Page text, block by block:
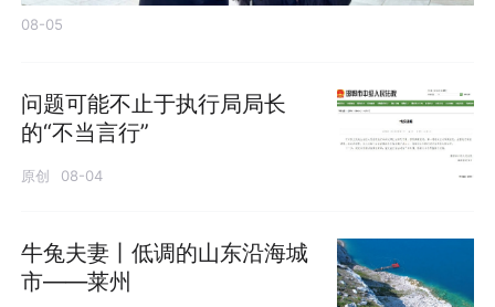
08-05
问题可能不止于执行局局长
的“不当言行”
原创 08-04
牛兔夫妻丨低调的山东沿海城
市——莱州